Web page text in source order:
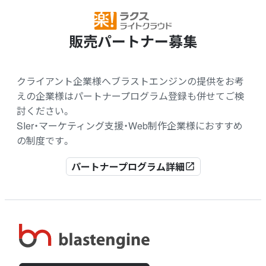
販売パートナー募集
クライアント企業様へブラストエンジンの提供をお考
えの企業様はパートナープログラム登録も併せてご検
討ください。
SIer・マーケティング支援・Web制作企業様におすすめ
の制度です。
パートナープログラム詳細open_in_new